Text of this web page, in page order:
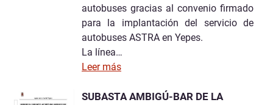
autobuses gracias al convenio firmado
para la implantación del servicio de
autobuses ASTRA en Yepes.
La línea…
Leer más
SUBASTA AMBIGÚ-BAR DE LA